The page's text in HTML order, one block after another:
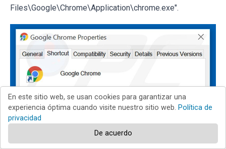
Files\Google\Chrome\Application\chrome.exe".
En este sitio web, se usan cookies para garantizar una
experiencia óptima cuando visite nuestro sitio web. Política de
privacidad
De acuerdo